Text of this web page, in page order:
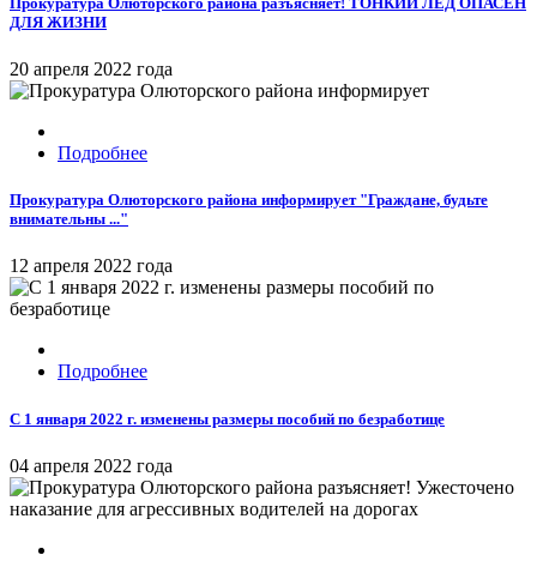
ДЛЯ ЖИЗНИ
20 апреля 2022 года
Подробнее
Прокуратура Олюторского района информирует "Граждане, будьте
внимательны ..."
12 апреля 2022 года
Подробнее
С 1 января 2022 г. изменены размеры пособий по безработице
04 апреля 2022 года